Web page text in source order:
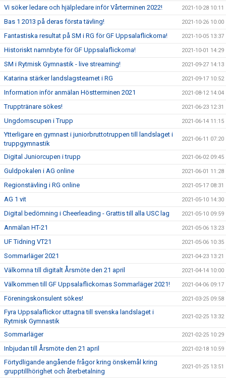
Vi söker ledare och hjälpledare inför Vårterminen 2022! 2021-10-28 10:11
Bas 1 2013 på deras första tävling! 2021-10-26 10:00
Fantastiska resultat på SM i RG för GF Uppsalaflickorna! 2021-10-05 13:37
Historiskt namnbyte för GF Uppsalaflickorna! 2021-10-01 14:29
SM i Rytmisk Gymnastik - live streaming! 2021-09-27 14:13
Katarina stärker landslagsteamet i RG 2021-09-17 10:52
Information inför anmälan Höstterminen 2021 2021-08-12 14:04
Trupptränare sökes! 2021-06-23 12:31
Ungdomscupen i Trupp 2021-06-14 11:15
Ytterligare en gymnast i juniorbruttotruppen till landslaget i
truppgymnastik
2021-06-11 07:20
Digital Juniorcupen i trupp 2021-06-02 09:45
Guldpokalen i AG online 2021-06-01 11:28
Regionstävling i RG online 2021-05-17 08:31
AG 1 vit 2021-05-10 14:30
Digital bedömning i Cheerleading - Grattis till alla USC lag 2021-05-10 09:59
Anmälan HT-21 2021-05-06 13:23
UF Tidning VT21 2021-05-06 10:35
Sommarläger 2021 2021-04-23 13:21
Välkomna till digitalt Årsmöte den 21 april 2021-04-14 10:00
Välkommen till GF Uppsalaflickornas Sommarläger 2021! 2021-04-06 09:17
Föreningskonsulent sökes! 2021-03-25 09:58
Fyra Uppsalaflickor uttagna till svenska landslaget i
Rytmisk Gymnastik
2021-02-25 13:32
Sommarläger 2021-02-25 10:29
Inbjudan till Årsmöte den 21 april 2021-02-18 10:59
Förtydligande angående frågor kring önskemål kring
grupptillhörighet och återbetalning
2021-01-25 13:51